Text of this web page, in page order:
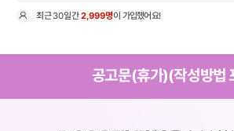
최근30일간2,999명이 가입했어요!
공고문(휴가)(작성방법